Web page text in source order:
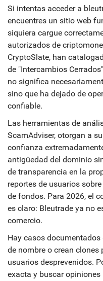
Si intentas acceder a
encuentres un sitio web
siquiera cargue
autorizados de
CryptoSlate, han
de "Intercambios
no significa
sino que ha dejado de
confiable.
Las herramientas de
ScamAdviser, otorgan a
confianza
antigüedad del dominio
de transparencia en la
reportes de usuarios
de fondos. Para 2026, el
es claro: Bleutrade ya no
comercio.
Hay casos
de nombre o crean clones
usuarios desprevenidos.
exacta y buscar